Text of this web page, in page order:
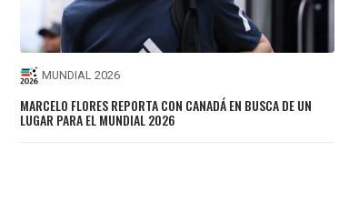
MUNDIAL 2026
MARCELO FLORES REPORTA CON CANADÁ EN BUSCA DE UN
LUGAR PARA EL MUNDIAL 2026